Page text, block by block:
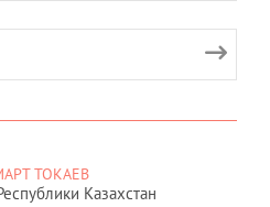
ТОКАЕВ
Казахстан